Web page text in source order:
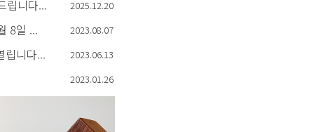
립니다... 2025.12.20
8일 ... 2023.08.07
립니다...
2023.06.13
2023.01.26